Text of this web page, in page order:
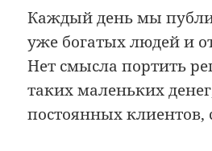
Каждый день мы
уже богатых людей и
Нет смысла портить
таких маленьких
постоянных клиентов,